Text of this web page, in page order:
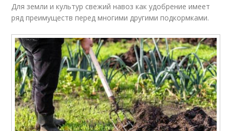
Для земли и культур свежий навоз как удобрение имеет
ряд преимуществ перед многими другими подкормками.